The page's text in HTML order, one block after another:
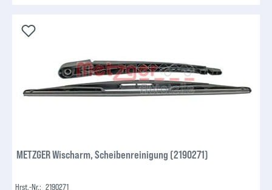
METZGER Wischarm, Scheibenreinigung (2190271)
Hrst.-Nr.: 2190271